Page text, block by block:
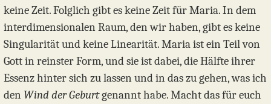
keine Zeit. Folglich gibt es keine Zeit für Maria. In dem
interdimensionalen Raum, den wir haben, gibt es keine
Singularität und keine Linearität. Maria ist ein Teil von
Gott in reinster Form, und sie ist dabei, die Hälfte ihrer
Essenz hinter sich zu lassen und in das zu gehen, was ich
den Wind der Geburtgenannt habe. Macht das für euch